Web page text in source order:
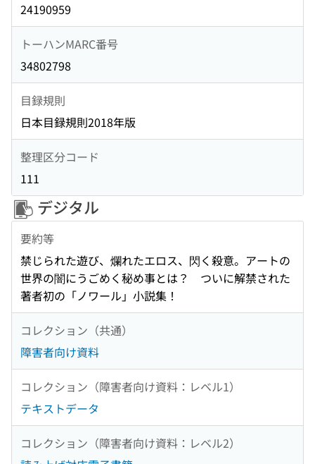
24190959
トーハンMARC番号
34802798
目録規則
日本目録規則2018年版
整理区分コード
111
デジタル
要約等
禁じられた遊び、爛れたエロス、閃く殺意。アートの
世界の闇にうごめく秘め事とは？ ついに解禁された
著者初の「ノワール」小説集！
コレクション（共通）
障害者向け資料
コレクション（障害者向け資料：レベル1）
テキストデータ
コレクション（障害者向け資料：レベル2）